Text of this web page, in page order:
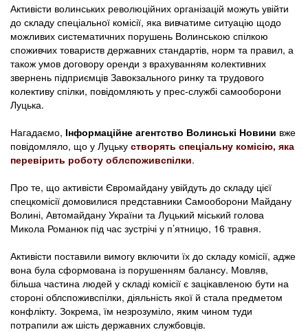
Активісти волинських революційних організацій можуть увійти
до складу спеціальної комісії, яка вивчатиме ситуацію щодо
можливих систематичних порушень Волинською спілкою
споживчих товариств державних стандартів, норм та правил, а
також умов договору оренди з врахуванням колективних
звернень підприємців Завокзального ринку та трудового
колективу спілки, повідомляють у прес-службі самооборони
Луцька.
Нагадаємо, Інформаційне агентство Волинські Новини вже
повідомляло, що у Луцьку створять спеціальну комісію, яка
перевірить роботу облспоживспілки.
Про те, що активісти Євромайдану увійдуть до складу цієї
спецкомісії домовилися представники Самооборони Майдану
Волині, Автомайдану України та Луцький міський голова
Микола Романюк під час зустрічі у п’ятницю, 16 травня.
Активісти поставили вимогу включити їх до складу комісії, адже
вона була сформована із порушенням балансу. Мовляв,
більша частина людей у складі комісії є зацікавленою бути на
стороні облспоживспілки, діяльність якої й стала предметом
конфлікту. Зокрема, їм незрозуміло, яким чином туди
потрапили аж шість державних службовців.